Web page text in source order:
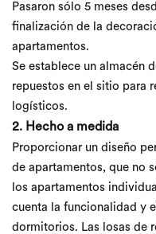
Pasaron sólo 5 meses
finalización de la
apartamentos.
Se establece un almacén
repuestos en el sitio para
logísticos.
2. Hecho a medida
Proporcionar un diseño
de apartamentos, que no
los apartamentos
cuenta la funcionalidad y
dormitorios. Las losas de